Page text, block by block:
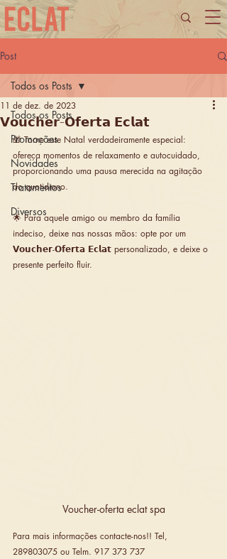
Post
Todos os Posts
Promoções
Novidades
Tratamentos
Diversos
Todos os Posts
𝗩𝗼𝘂𝗰𝗵𝗲𝗿-𝗢𝗳𝗲𝗿𝘁𝗮 𝗘𝗰𝗹𝗮𝘁
11 de dez. de 2023
🎁 Torne este Natal verdadeiramente especial:
ofereça momentos de relaxamento e autocuidado,
proporcionando uma pausa merecida na agitação
do quotidiano.
🌟 Para aquele amigo ou membro da família
indeciso, deixe nas nossas mãos: opte por um
𝗩𝗼𝘂𝗰𝗵𝗲𝗿-𝗢𝗳𝗲𝗿𝘁𝗮 𝗘𝗰𝗹𝗮𝘁 personalizado, e deixe o
presente perfeito fluir.
Voucher-oferta eclat spa
Para mais informações contacte-nos!! Tel,
289803075 ou Telm. 917 373 737